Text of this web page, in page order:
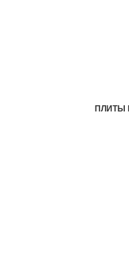
ПЛИТЫ